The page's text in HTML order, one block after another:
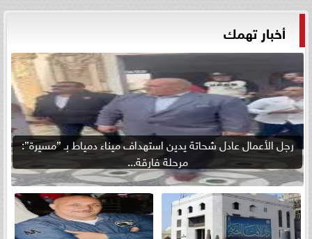
أخبار تهمك
رجل الأعمال عادل شحاتة يدين استهداف ميناء دمياط بـ ”مسيرة”:
مرحلة فارقة...